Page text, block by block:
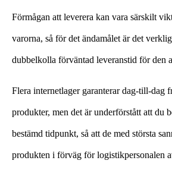
Förmågan att leverera kan vara särskilt
varorna, så för det ändamålet är det
dubbelkolla förväntad leveranstid för den
Flera internetlager garanterar dag-till-dag
produkter, men det är underförstått att du
bestämd tidpunkt, så att de med största
produkten i förväg för logistikpersonalen